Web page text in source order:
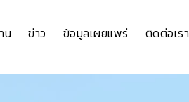
น ข่าว ข้อมูลเผยแพร่ ติดต่อเรา